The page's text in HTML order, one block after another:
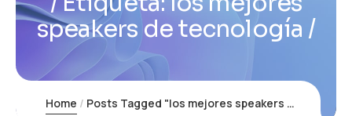
speakers de tecnología
Home Posts Tagged "los mejores speakers de tecnología"